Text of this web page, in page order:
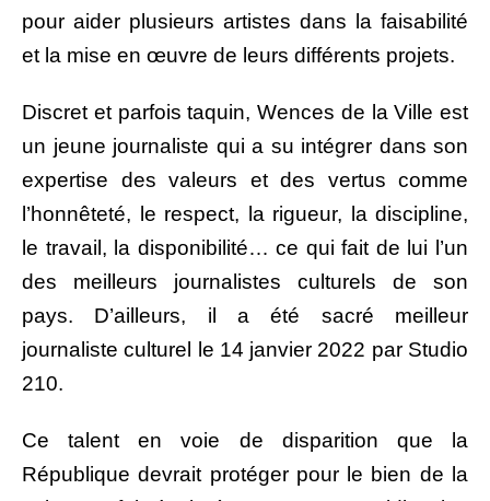
pour aider plusieurs artistes dans la faisabilité
et la mise en œuvre de leurs différents projets.
Discret et parfois taquin, Wences de la Ville est
un jeune journaliste qui a su intégrer dans son
expertise des valeurs et des vertus comme
l’honnêteté, le respect, la rigueur, la discipline,
le travail, la disponibilité… ce qui fait de lui l’un
des meilleurs journalistes culturels de son
pays. D’ailleurs, il a été sacré meilleur
journaliste culturel le 14 janvier 2022 par Studio
210.
Ce talent en voie de disparition que la
République devrait protéger pour le bien de la